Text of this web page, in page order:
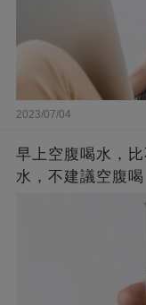
2023/07/04
早上空腹喝水，
水，不建議空腹喝